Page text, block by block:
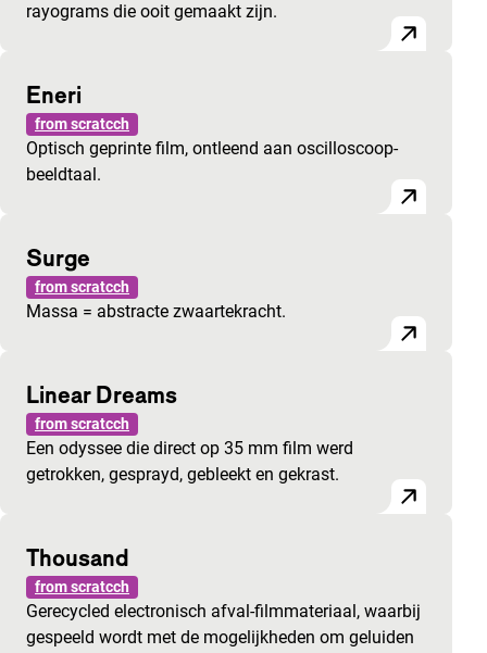
rayograms die ooit gemaakt zijn.
Eneri
from scratcch
Optisch geprinte film, ontleend aan oscilloscoop-
beeldtaal.
Surge
from scratcch
Massa = abstracte zwaartekracht.
Linear Dreams
from scratcch
Een odyssee die direct op 35 mm film werd
getrokken, gesprayd, gebleekt en gekrast.
Thousand
from scratcch
Gerecycled electronisch afval-filmmateriaal, waarbij
gespeeld wordt met de mogelijkheden om geluiden